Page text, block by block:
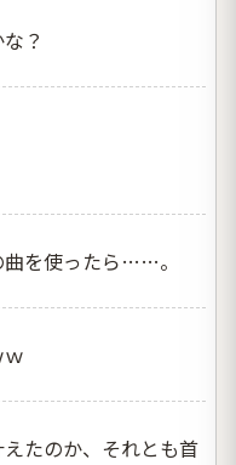
？
を使ったら……。
たのか、それとも首